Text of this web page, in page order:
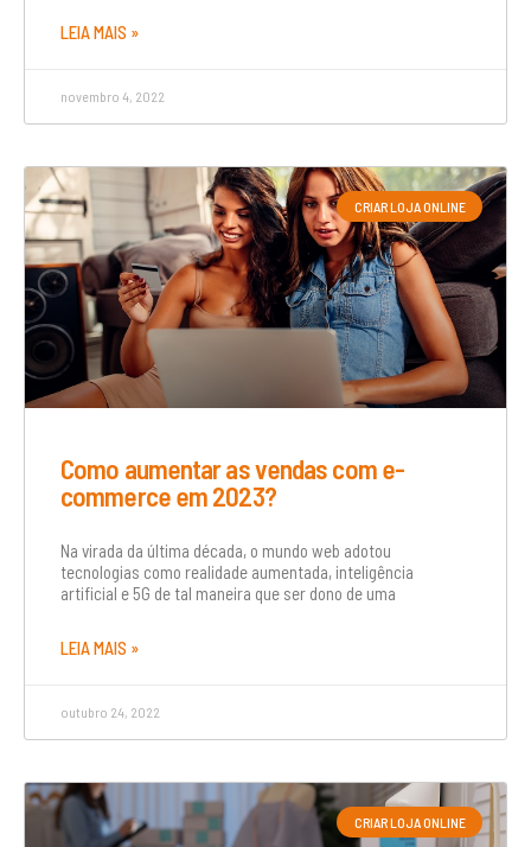
LEIA MAIS »
novembro 4, 2022
CRIAR LOJA ONLINE
Como aumentar as vendas com e-
commerce em 2023?
Na virada da última década, o mundo web adotou
tecnologias como realidade aumentada, inteligência
artificial e 5G de tal maneira que ser dono de uma
LEIA MAIS »
outubro 24, 2022
CRIAR LOJA ONLINE